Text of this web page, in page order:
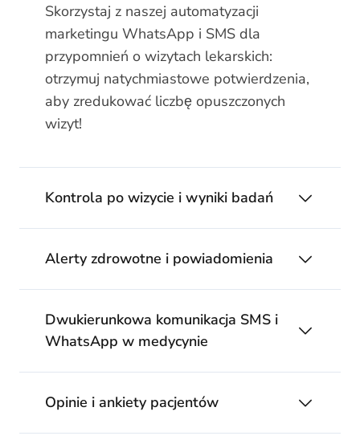
Skorzystaj z naszej automatyzacji
marketingu WhatsApp i SMS dla
przypomnień o wizytach lekarskich:
otrzymuj natychmiastowe potwierdzenia,
aby zredukować liczbę opuszczonych
wizyt!
Kontrola po wizycie i wyniki badań
Alerty zdrowotne i powiadomienia
Dwukierunkowa komunikacja SMS i
WhatsApp w medycynie
Opinie i ankiety pacjentów